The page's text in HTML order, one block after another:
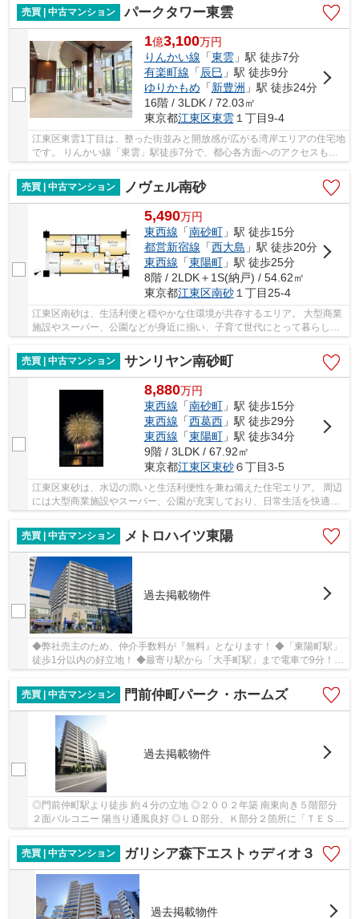
売買 | 中古マンション
パークタワー東雲
1億3,100万円
りんかい線 「東雲」駅 徒歩7分
有楽町線 「 辰巳 」駅 徒歩9分
ゆりかもめ 「新豊洲 」駅 徒歩24分
16階 / 3LDK / 72.03㎡
東京都江東区東雲１丁目9-4
江東区東雲1丁目は、整った街並みと開放感が広がる湾岸エリアの住宅地
です。 りんかい線「東雲」駅徒歩7分で、都心各方面へのアクセスも確
保されています。 周辺には大型商業施設やス...
売買 | 中古マンション
ノヴェル南砂
5,490万円
東西線 「南砂町」駅 徒歩15分
都営新宿線 「西大島 」駅 徒歩20分
東西線 「東陽町」駅 徒歩25分
8階 / 2LDK＋1S(納戸) / 54.62㎡
東京都江東区南砂１丁目25-4
江東区南砂は、生活利便と穏やかな住環境が共存するエリア。 大型商業
施設やスーパー、公園などが身近に揃い、子育て世代にとって暮らしや
すい環境が整っています。 都心へのアクセス...
売買 | 中古マンション
サンリヤン南砂町
8,880万円
東西線 「南砂町」駅 徒歩15分
東西線 「西葛西」駅 徒歩29分
東西線 「東陽町」駅 徒歩34分
9階 / 3LDK / 67.92㎡
東京都江東区東砂６丁目3-5
江東区東砂は、水辺の潤いと生活利便性を兼ね備えた住宅エリア。 周辺
には大型商業施設やスーパー、公園が充実しており、日常生活を快適に
売買 | 中古マンション
メトロハイツ東陽
過去掲載物件
◆弊社売主のため、仲介手数料が『無料』となります！ ◆「東陽町駅」
徒歩1分以内の好立地！ ◆最寄り駅から「大手町駅」まで電車で9分！
売買 | 中古マンション
門前仲町パーク・ホームズ
過去掲載物件
◎門前仲町駅より徒歩 約４分の立地 ◎２００２年築 南東向き５階部分
２面バルコニー 陽当り通風良好 ◎ＬＤ部分、Ｋ部分２箇所に「ＴＥＳ床
売買 | 中古マンション
ガリシア森下エストゥディオ３
過去掲載物件